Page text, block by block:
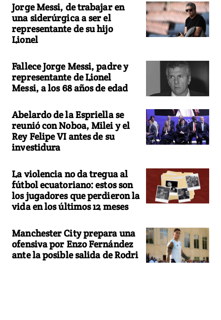
Jorge Messi, de trabajar en
una siderúrgica a ser el
representante de su hijo
Lionel
Fallece Jorge Messi, padre y
representante de Lionel
Messi, a los 68 años de edad
Abelardo de la Espriella se
reunió con Noboa, Milei y el
Rey Felipe VI antes de su
investidura
La violencia no da tregua al
fútbol ecuatoriano: estos son
los jugadores que perdieron la
vida en los últimos 12 meses
Manchester City prepara una
ofensiva por Enzo Fernández
ante la posible salida de Rodri